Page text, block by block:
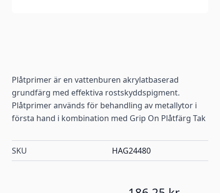
Plåtprimer är en vattenburen akrylatbaserad
grundfärg med effektiva rostskyddspigment.
Plåtprimer används för behandling av metallytor i
första hand i kombination med Grip On Plåtfärg Tak
SKU HAG24480